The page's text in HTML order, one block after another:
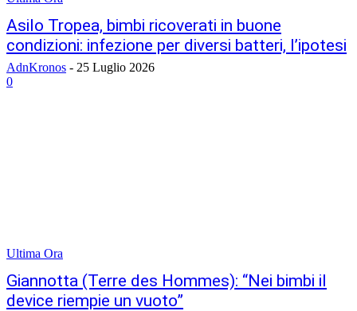
Asilo Tropea, bimbi ricoverati in buone
condizioni: infezione per diversi batteri, l’ipotesi
AdnKronos - 25 Luglio 2026
0
Ultima Ora
Giannotta (Terre des Hommes): “Nei bimbi il
device riempie un vuoto”